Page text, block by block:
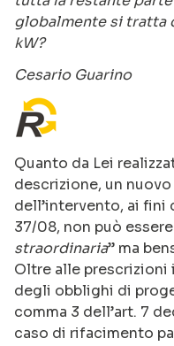
globalmente si tratta
kW?
Cesario Guarino
Quanto da Lei
descrizione, un
dell’intervento, ai fini
37/08, non può essere
straordinaria” ma
Oltre alle prescrizioni
degli obblighi di
comma 3 dell’art. 7
caso di rifacimento